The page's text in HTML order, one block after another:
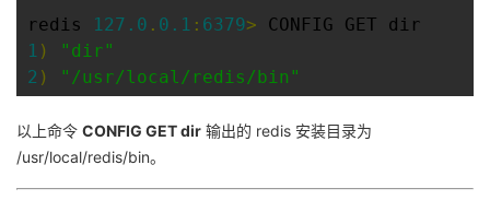
注
的
开
发
我
的
Programs
我
的
redis 127.0 . 0.1 : 6379>
1 )
"dir"
2 ) "/usr/local/redis/bin"
以上命令 CONFIG GET dir 输出的 redis 安装目录为
/usr/local/redis/bin。